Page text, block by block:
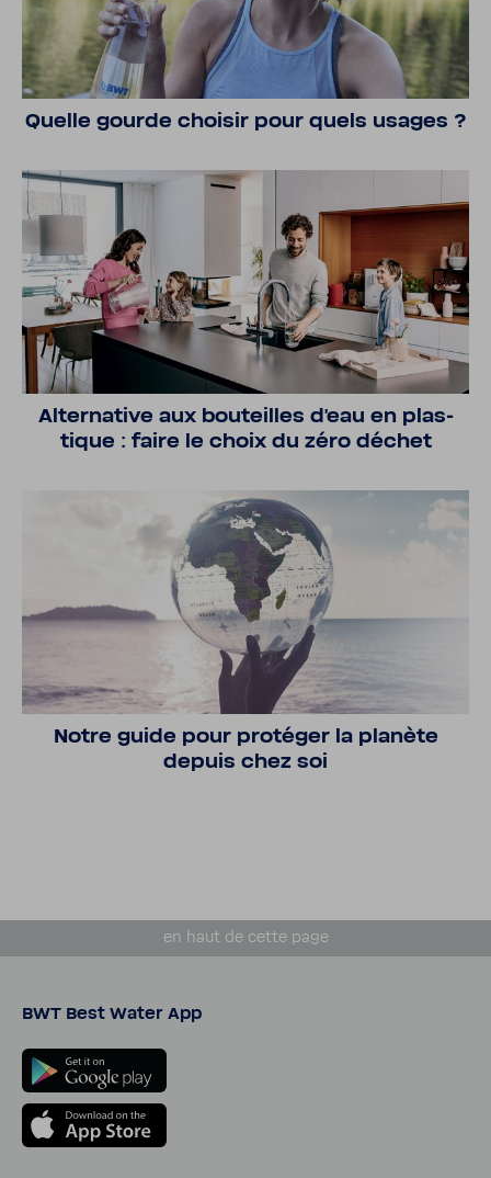
Quelle gourde choisir pour quels usages ?
Alter­na­tive aux bouteilles d'eau en plas­
tique : faire le choix du zéro déchet
Notre guide pour protéger la planète
depuis chez soi
en haut de cette page
BWT Best Water App